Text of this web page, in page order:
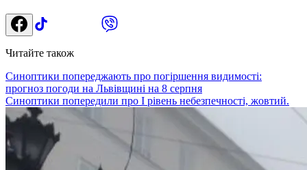
Читайте також
Синоптики попереджають про погіршення видимості:
прогноз погоди на Львівщині на 8 серпня
Синоптики попередили про І рівень небезпечності, жовтий.